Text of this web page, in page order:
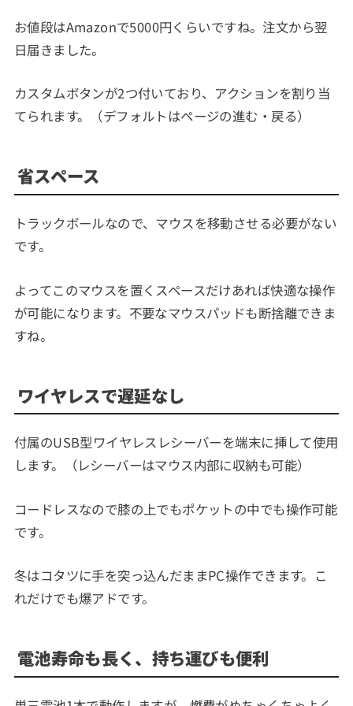
お値段はAmazonで5000円くらいですね。注文から翌
日届きました。
カスタムボタンが2つ付いており、アクションを割り当
てられます。（デフォルトはページの進む・戻る）
省スペース
トラックボールなので、マウスを移動させる必要がない
です。
よってこのマウスを置くスペースだけあれば快適な操作
が可能になります。不要なマウスパッドも断捨離できま
すね。
ワイヤレスで遅延なし
付属のUSB型ワイヤレスレシーバーを端末に挿して使用
します。（レシーバーはマウス内部に収納も可能）
コードレスなので膝の上でもポケットの中でも操作可能
です。
冬はコタツに手を突っ込んだままPC操作できます。こ
れだけでも爆アドです。
電池寿命も長く、持ち運びも便利